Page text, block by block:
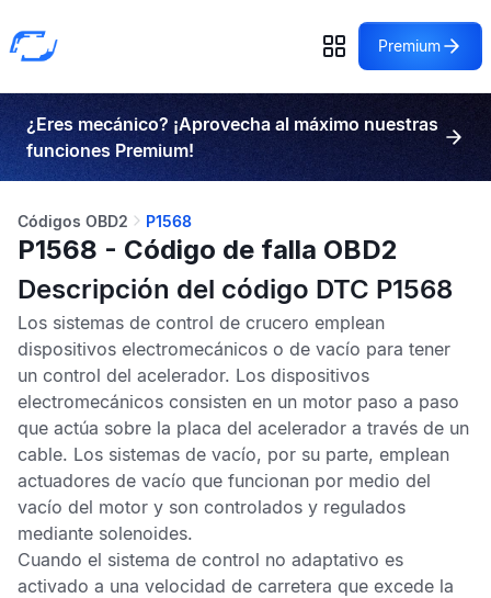
Premium
¿Eres mecánico? ¡Aprovecha al máximo nuestras
funciones Premium!
Códigos OBD2 P1568
P1568 - Código de falla OBD2
Descripción del código DTC P1568
Los sistemas de control de crucero emplean
dispositivos electromecánicos o de vacío para tener
un control del acelerador. Los dispositivos
electromecánicos consisten en un motor paso a paso
que actúa sobre la placa del acelerador a través de un
cable. Los sistemas de vacío, por su parte, emplean
actuadores de vacío que funcionan por medio del
vacío del motor y son controlados y regulados
mediante solenoides.
Cuando el sistema de control no adaptativo es
activado a una velocidad de carretera que excede la